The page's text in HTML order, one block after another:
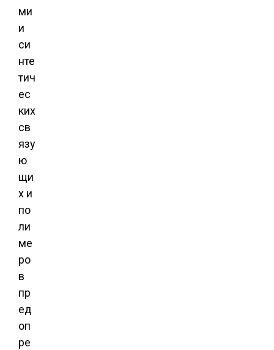
ми
и
си
нте
тич
ес
ких
св
язу
ю
щи
х и
по
ли
ме
ро
в
пр
ед
оп
ре